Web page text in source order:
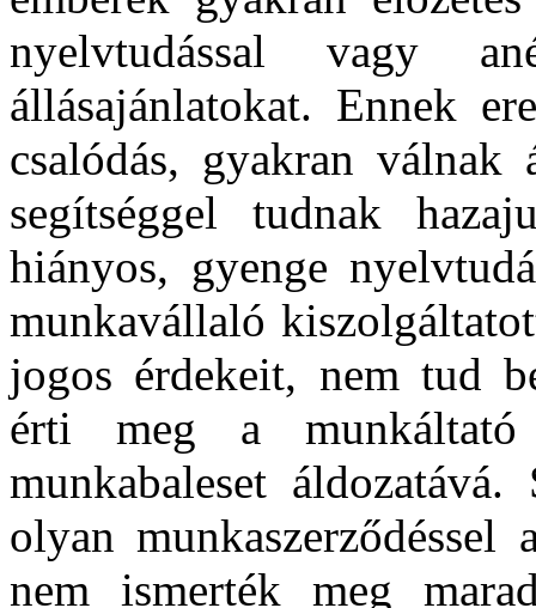
nyelvtudással vagy
állásajánlatokat. Ennek
csalódás, gyakran válnak
segítséggel tudnak
hiányos, gyenge
munkavállaló
jogos érdekeit, nem tud
érti meg a munkáltató
munkabaleset
olyan munkaszerződéssel
nem ismerték meg